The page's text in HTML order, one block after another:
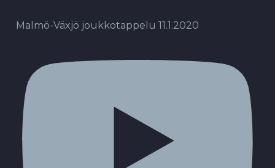
Malmö-Växjö joukkotappelu 11.1.2020